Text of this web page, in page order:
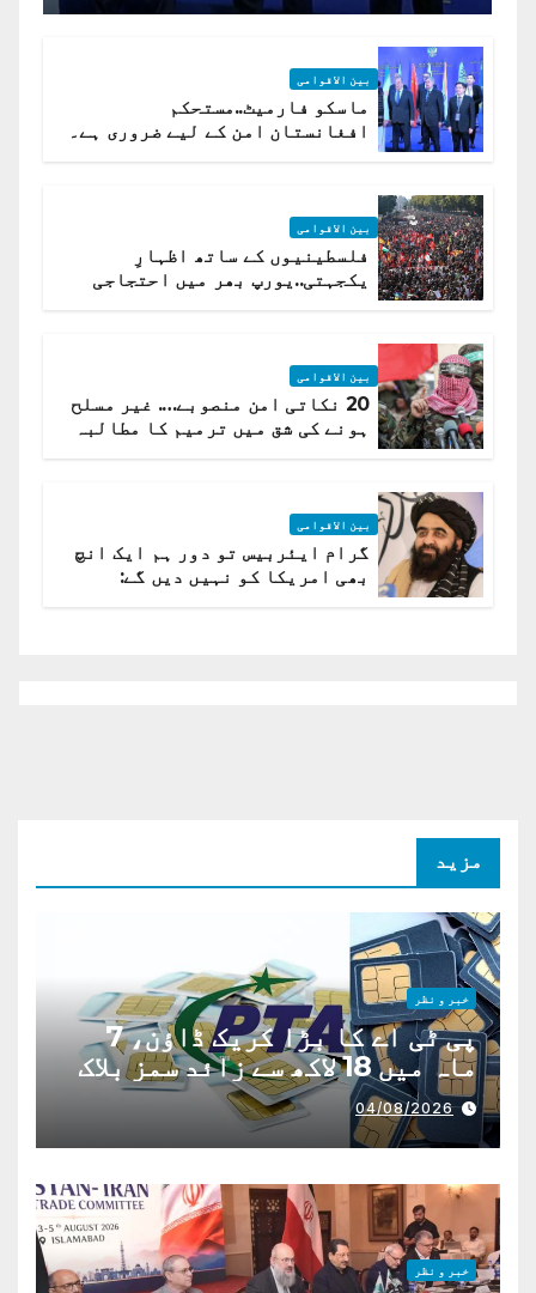
بین الاقوامی
ماسکو فارمیٹ..مستحکم
افغانستان امن کے لیے ضروری ہے۔
بین الاقوامی
فلسطینیوں کے ساتھ اظہارِ
یکجہتی..یورپ بھر میں احتجاجی
بین الاقوامی
20 نکاتی امن منصوبے…. غیر مسلح
ہونے کی شق میں ترمیم کا مطالبہ
بین الاقوامی
گرام ایئربیس تو دور ہم ایک انچ
بھی امریکا کو نہیں دیں گے:
مزید
خبر و نظر
پی ٹی اے کا بڑا کریک ڈاؤن، 7
ماہ میں 18 لاکھ سے زائد سمز بلاک
04/08/2026
خبر و نظر